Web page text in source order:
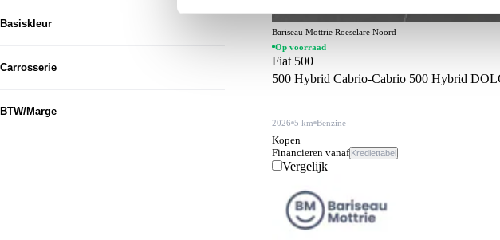
Basiskleur
Wit
Carrosserie
BTW/Marge
Bariseau Mottrie Roeselare Noord
Op voorraad
Fiat 500
500 Hybrid Cabrio-Cabrio 500 Hybrid
2026 5 km Benzine
Kopen
Financieren vanaf Krediettabel
Vergelijk